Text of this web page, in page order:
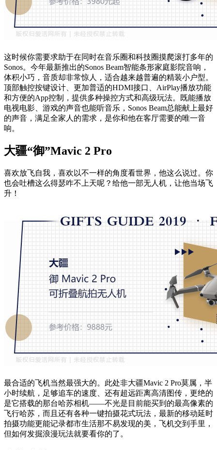
这时候你需要求助于在同时在音乐圈和科技圈摸爬滚打多年的
Sonos。今年最新推出的Sonos Beam智能条形家庭影院音响，
体积小巧，音质却非常惊人，适合越来越普遍的精装小户型。
顶部触控按键设计、更加普适的HDMI接口、AirPlay播放功能
和方便的App控制，提供多种操控方式和高级玩法。既能播放
电视电影、游戏的声音也能听音乐，Sonos Beam总能献上最好
的声音，满足全家人的需求，是你和他在客厅需要的唯一音
响。
大疆“御”Mavic 2 Pro
喜欢放飞自我，喜欢以不一样的角度看世界，他这么说过。你
也会吐槽这么得瑟咋不上天呢？给他一部无人机，让他当场飞
升！
最合适的飞机当然最强大的。此处非大疆Mavic 2 Pro莫属，半
小时续航，足够追车的速度、还有超远距离高清图传，更绝的
是它搭载的那台哈苏相机——不光是目前能买到的最高像素的
飞行哈苏，而且还有各种一键拍摄花式玩法，最新的移动延时
拍摄功能更能记录都市生活那不易发现的美，飞机交到手里，
但如何发掘浪漫玩法就要看你的了。